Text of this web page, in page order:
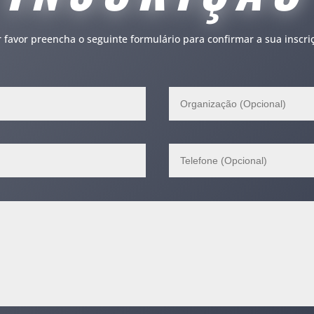
favor preencha o seguinte formulário para confirmar a sua